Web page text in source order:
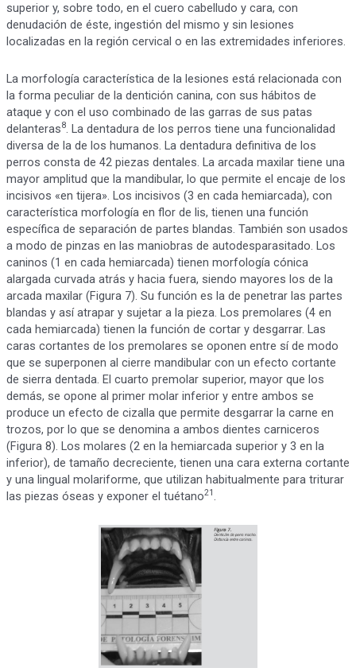
superior y, sobre todo, en el cuero cabelludo y cara, con
denudación de éste, ingestión del mismo y sin lesiones
localizadas en la región cervical o en las extremidades inferiores.
La morfología característica de la lesiones está relacionada con
la forma peculiar de la dentición canina, con sus hábitos de
ataque y con el uso combinado de las garras de sus patas
delanteras8. La dentadura de los perros tiene una funcionalidad
diversa de la de los humanos. La dentadura definitiva de los
perros consta de 42 piezas dentales. La arcada maxilar tiene una
mayor amplitud que la mandibular, lo que permite el encaje de los
incisivos «en tijera». Los incisivos (3 en cada hemiarcada), con
característica morfología en flor de lis, tienen una función
específica de separación de partes blandas. También son usados
a modo de pinzas en las maniobras de autodesparasitado. Los
caninos (1 en cada hemiarcada) tienen morfología cónica
alargada curvada atrás y hacia fuera, siendo mayores los de la
arcada maxilar (Figura 7). Su función es la de penetrar las partes
blandas y así atrapar y sujetar a la pieza. Los premolares (4 en
cada hemiarcada) tienen la función de cortar y desgarrar. Las
caras cortantes de los premolares se oponen entre sí de modo
que se superponen al cierre mandibular con un efecto cortante
de sierra dentada. El cuarto premolar superior, mayor que los
demás, se opone al primer molar inferior y entre ambos se
produce un efecto de cizalla que permite desgarrar la carne en
trozos, por lo que se denomina a ambos dientes carniceros
(Figura 8). Los molares (2 en la hemiarcada superior y 3 en la
inferior), de tamaño decreciente, tienen una cara externa cortante
y una lingual molariforme, que utilizan habitualmente para triturar
las piezas óseas y exponer el tuétano21 .